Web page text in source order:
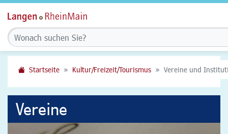
Startseite Kultur/Freizeit/Tourismus Vereine und
Vereine